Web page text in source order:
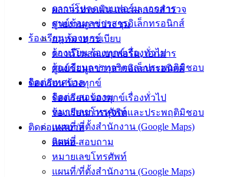
ดาวน์โหลดแบบฟอร์ม, เอกสาร
ศูนย์ข้อมูลข่าวสารอิเล็กทรอนิกส์
ร้องเรียน ร้องทุกข์
ร้องเรียน ร้องทุกข์เรื่องทั่วไป
ร้องเรียนการทุจริตและประพฤติมิชอบ
ติดต่อเทศบาล
ติดต่อ-สอบถาม
หมายเลขโทรศัพท์
แผนที่/ที่ตั้งสำนักงาน (Google Maps)
แผนที่
ผลการประเมิน และผลการสำรวจ
รายงานการประชุม
กฎหมาย ระเบียบ
ดาวน์โหลดแบบฟอร์ม, เอกสาร
ศูนย์ข้อมูลข่าวสารอิเล็กทรอนิกส์
ร้องเรียน ร้องทุกข์
ร้องเรียน ร้องทุกข์เรื่องทั่วไป
ร้องเรียนการทุจริตและประพฤติมิชอบ
ติดต่อเทศบาล
ติดต่อ-สอบถาม
หมายเลขโทรศัพท์
แผนที่/ที่ตั้งสำนักงาน (Google Maps)